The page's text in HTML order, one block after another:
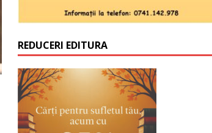
REDUCERI EDITURA